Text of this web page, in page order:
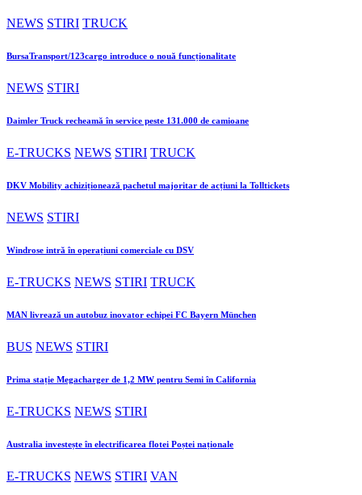
NEWS STIRI TRUCK
BursaTransport/123cargo introduce o nouă funcționalitate
NEWS STIRI
Daimler Truck recheamă în service peste 131.000 de camioane
E-TRUCKS NEWS STIRI TRUCK
DKV Mobility achiziționează pachetul majoritar de acțiuni la Tolltickets
NEWS STIRI
Windrose intră în operațiuni comerciale cu DSV
E-TRUCKS NEWS STIRI TRUCK
MAN livrează un autobuz inovator echipei FC Bayern München
BUS NEWS STIRI
Prima stație Megacharger de 1,2 MW pentru Semi în California
E-TRUCKS NEWS STIRI
Australia investește în electrificarea flotei Poștei naționale
E-TRUCKS NEWS STIRI VAN